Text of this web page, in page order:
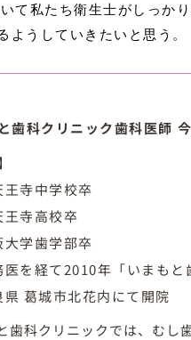
て私たち衛生士がしっか
ようしていきたいと思う。
歯科クリニック歯科医師
王寺中学校卒
王寺高校卒
大学歯学部卒
医を経て2010年「いまもと
県 葛城市北花内にて開院
歯科クリニックでは、むし